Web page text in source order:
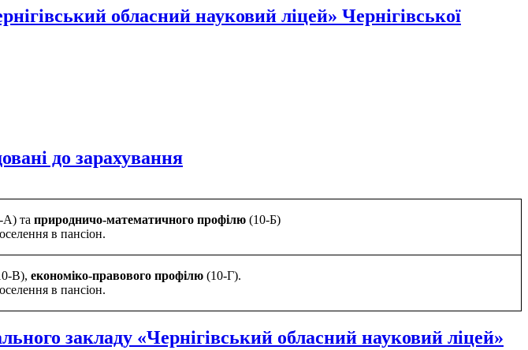
обласний науковий ліцей» Чернігівської
до зарахування
А) та природничо-математичного профілю (10-Б)
в пансіон.
В), економіко-правового профілю (10-Г).
в пансіон.
закладу «Чернігівський обласний науковий ліцей»